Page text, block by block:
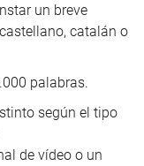
un breve
catalán o
palabras.
según el tipo
de vídeo o un